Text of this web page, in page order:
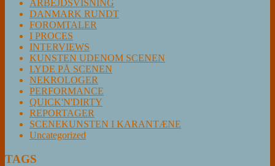
ARBEJDSVISNING
DANMARK RUNDT
FOROMTALER
I PROCES
INTERVIEWS
KUNSTEN UDENOM SCENEN
LYDE PÅ SCENEN
NEKROLOGER
PERFORMANCE
QUICK'N'DIRTY
REPORTAGER
SCENEKUNSTEN I KARANTÆNE
Uncategorized
TAGS